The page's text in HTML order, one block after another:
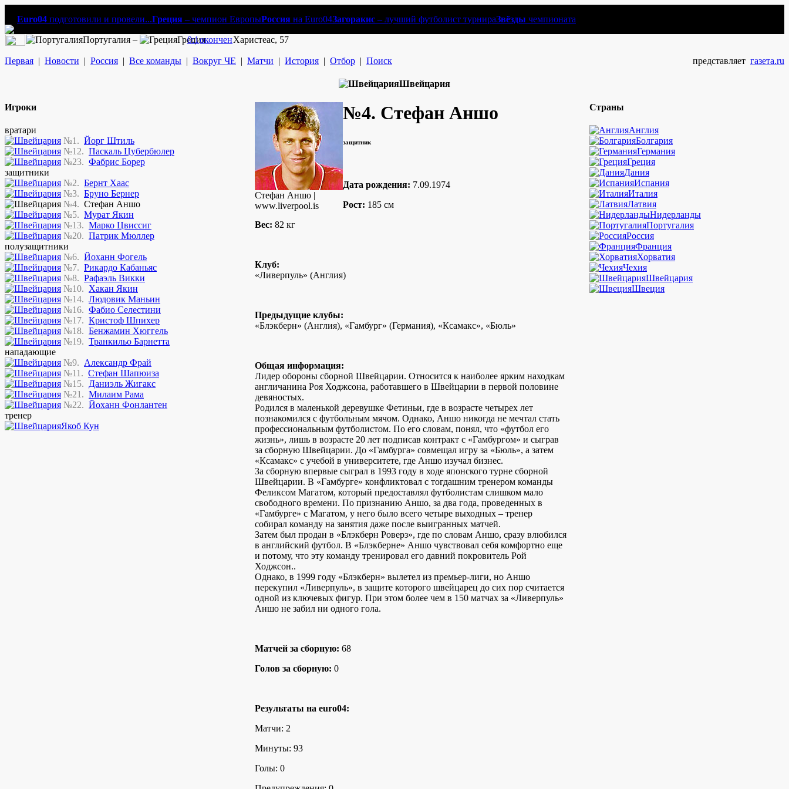
Euro04 подготовили и провели...Греция – чемпион ЕвропыРоссия на Euro04Загоракис – лучший футболист турнираЗвёзды чемпионата
Португалия – Греция
0:1оконченХаристеас, 57
Первая | Новости | Россия | Все команды | Вокруг ЧЕ | Матчи | История | Отбор | Поиск представляет газета.ru
Швейцария
Игроки
вратари
№1. Йорг Штиль
№12. Паскаль Цубербюлер
№23. Фабрис Борер
защитники
№2. Бернт Хаас
№3. Бруно Бернер
№4. Стефан Аншо
№5. Мурат Якин
№13. Марко Цвиссиг
№20. Патрик Мюллер
полузащитники
№6. Йоханн Фогель
№7. Рикардо Кабаньяс
№8. Рафаэль Викки
№10. Хакан Якин
№14. Людовик Маньин
№16. Фабио Селестини
№17. Кристоф Шпихер
№18. Бенжамин Хюггель
№19. Транкильо Барнетта
нападающие
№9. Александр Фрай
№11. Стефан Шапюиза
№15. Даниэль Жигакс
№21. Милаим Рама
№22. Йоханн Фонлантен
тренер
Якоб Кун
Стефан Аншо |
www.liverpool.is
№4. Стефан Аншо
защитник
Дата рождения: 7.09.1974
Рост: 185 см
Вес: 82 кг
Клуб:
«Ливерпуль» (Англия)
Предыдущие клубы:
«Блэкберн» (Англия), «Гамбург» (Германия), «Ксамакс», «Бюль»
Общая информация:
Лидер обороны сборной Швейцарии. Относится к наиболее ярким находкам
англичанина Роя Ходжсона, работавшего в Швейцарии в первой половине
девяностых.
Родился в маленькой деревушке Фетиньи, где в возрасте четырех лет
познакомился с футбольным мячом. Однако, Аншо никогда не мечтал стать
профессиональным футболистом. По его словам, понял, что «футбол его
жизнь», лишь в возрасте 20 лет подписав контракт с «Гамбургом» и сыграв
за сборную Швейцарии. До «Гамбурга» совмещал игру за «Бюль», а затем
«Ксамакс» с учебой в университете, где Аншо изучал бизнес.
За сборную впервые сыграл в 1993 году в ходе японского турне сборной
Швейцарии. В «Гамбурге» конфликтовал с тогдашним тренером команды
Феликсом Магатом, который предоставлял футболистам слишком мало
свободного времени. По признанию Аншо, за два года, проведенных в
«Гамбурге» с Магатом, у него было всего четыре выходных – тренер
собирал команду на занятия даже после выигранных матчей.
Затем был продан в «Блэкберн Роверз», где по словам Аншо, сразу влюбился
в английский футбол. В «Блэкберне» Аншо чувствовал себя комфортно еще
и потому, что эту команду тренировал его давний покровитель Рой
Ходжсон..
Однако, в 1999 году «Блэкберн» вылетел из премьер-лиги, но Аншо
перекупил «Ливерпуль», в защите которого швейцарец до сих пор считается
одной из ключевых фигур. При этом более чем в 150 матчах за «Ливерпуль»
Аншо не забил ни одного гола.
Матчей за сборную: 68
Голов за сборную: 0
Результаты на euro04:
Матчи: 2
Минуты: 93
Голы: 0
Страны
Англия
Болгария
Германия
Греция
Дания
Испания
Италия
Латвия
Нидерланды
Португалия
Россия
Франция
Хорватия
Чехия
Швейцария
Швеция